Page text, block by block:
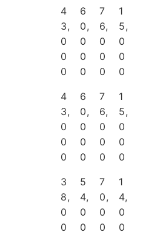
4
3,
0
0
0
6
0,
0
0
0
7
6,
0
0
0
1
5,
0
0
0
4
3,
0
0
0
6
0,
0
0
0
7
6,
0
0
0
1
5,
0
0
0
3
8,
0
0
5
4,
0
0
7
0,
0
0
1
4,
0
0